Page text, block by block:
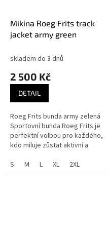
Mikina Roeg Frits track
jacket army green
skladem do 3 dnů
2 500 Kč
DETAIL
Roeg Frits bunda army zelená
Sportovní bunda Roeg Frits je
perfektní volbou pro každého,
kdo miluje zůstat aktivní a
z prodyšné a odolné...
S M L XL 2XL